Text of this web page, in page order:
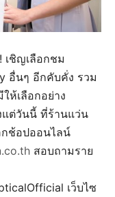
เชิญเลือกชม
อื่นๆ อีกคับคั่ง รวม
ห้เลือกอย่าง
แต่วันนี้ ที่ร้านแว่น
กช้อปออนไลน์
สอบถามราย
เว็บไซ